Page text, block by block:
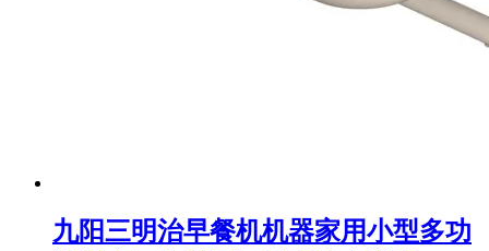
九阳三明治早餐机机器家用小型多功